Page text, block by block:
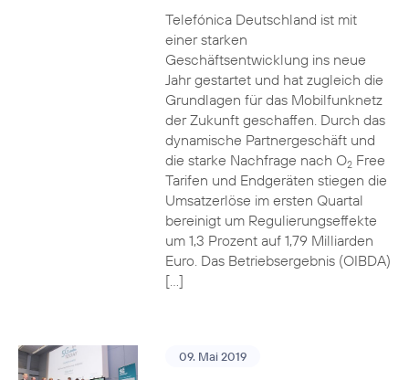
Telefónica Deutschland ist mit
einer starken
Geschäftsentwicklung ins neue
Jahr gestartet und hat zugleich die
Grundlagen für das Mobilfunknetz
der Zukunft geschaffen. Durch das
dynamische Partnergeschäft und
die starke Nachfrage nach O2Free
Tarifen und Endgeräten stiegen die
Umsatzerlöse im ersten Quartal
bereinigt um Regulierungseffekte
um 1,3 Prozent auf 1,79 Milliarden
Euro. Das Betriebsergebnis (OIBDA)
[…]
09. Mai 2019